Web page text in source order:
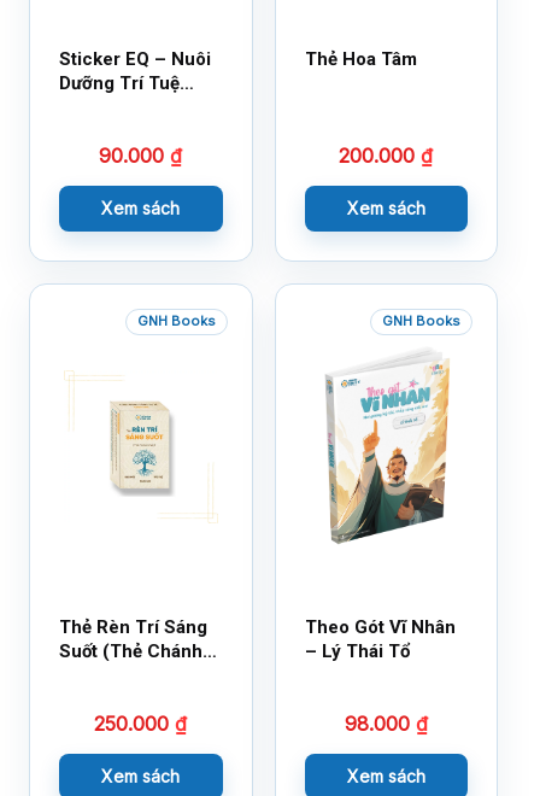
Sticker EQ – Nuôi
Dưỡng Trí Tuệ
Cùng 150 Sticker
90.000₫
Xem sách
Thẻ Hoa Tâm
200.000₫
Xem sách
GNH Books
Thẻ Rèn Trí Sáng
Suốt (Thẻ Chánh
250.000₫
Xem sách
GNH Books
Theo Gót Vĩ Nhân
– Lý Thái Tổ
98.000 ₫
Xem sách